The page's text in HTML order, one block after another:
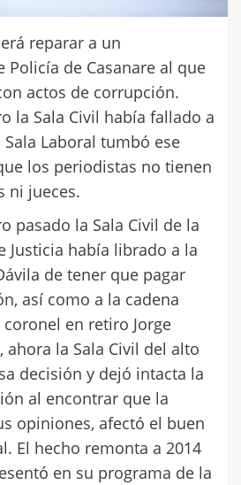
reparar a un
Policía de Casanare al que
actos de corrupción.
la Sala Civil había fallado a
Laboral tumbó ese
los periodistas no tienen
ni jueces.
pasado la Sala Civil de la
Justicia había librado a la
de tener que pagar
así como a la cadena
coronel en retiro Jorge
ahora la Sala Civil del alto
decisión y dejó intacta la
al encontrar que la
opiniones, afectó el buen
El hecho remonta a 2014
en su programa de la